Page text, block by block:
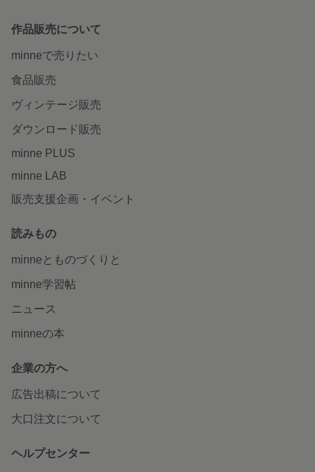
作品販売について
minneで売りたい
食品販売
ヴィンテージ販売
ダウンロード販売
minne PLUS
minne LAB
販売支援企画・イベント
読みもの
minneとものづくりと
minne学習帖
ニュース
minneの本
企業の方へ
広告出稿について
大口注文について
ヘルプセンター